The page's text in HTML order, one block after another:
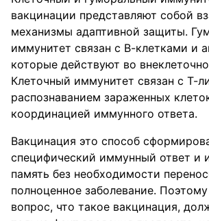
вакцинации представляют собой
механизмы адаптивной защиты.
иммунитет связан с В-клетками и
которые действуют во
Клеточный иммунитет связан с Т-
распознаванием зараженных
координацией иммунного ответа.
Вакцинация это способ
специфический иммунный ответ и
память без необходимости
полноценное заболевание.
вопрос, что такое вакцинация,